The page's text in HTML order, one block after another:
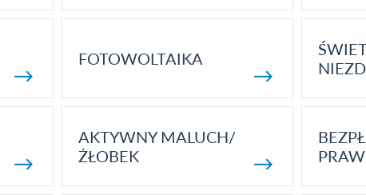
FOTOWOLTAIKA
AKTYWNY MALUCH/
ŻŁOBEK